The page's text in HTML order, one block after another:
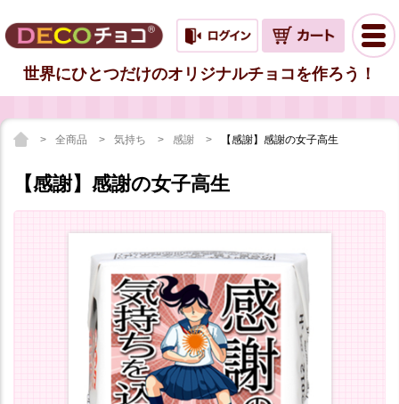
世界にひとつだけのオリジナルチョコを作ろう！
全商品 気持ち 感謝 【感謝】感謝の女子高生
【感謝】感謝の女子高生